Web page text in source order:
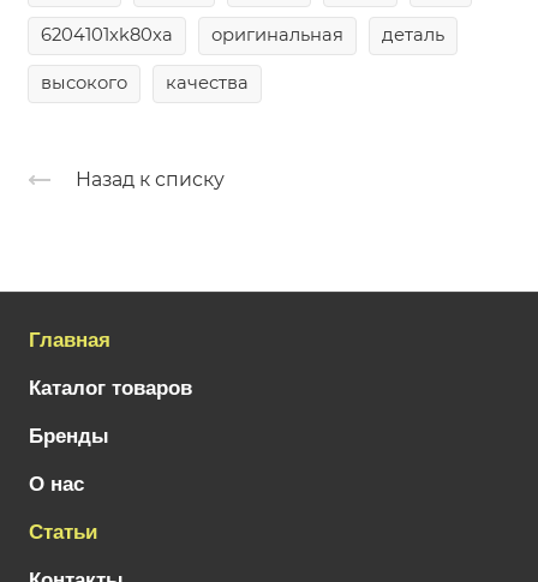
6204101xk80xa оригинальная деталь
высокого качества
Назад к списку
Главная
Каталог товаров
Бренды
О нас
Статьи